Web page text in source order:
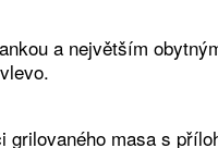
a největším
masa s